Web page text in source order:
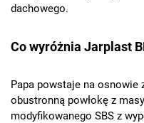
dachowego.
Co wyróżnia Jarplast
Papa powstaje na osnowie
obustronną powłokę z
modyfikowanego SBS z